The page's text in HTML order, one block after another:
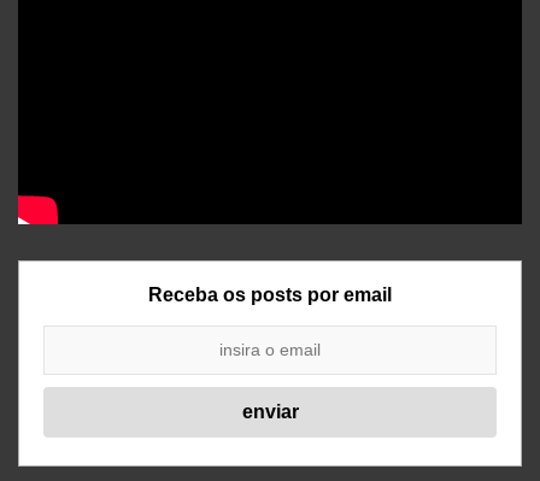
Receba os posts por email